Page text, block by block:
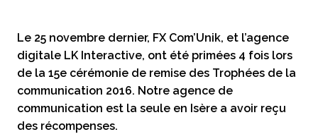
Le 25 novembre dernier, FX Com’Unik, et l’agence
digitale LK Interactive, ont été primées 4 fois lors
de la 15e cérémonie de remise des Trophées de la
communication 2016. Notre agence de
communication est la seule en Isère a avoir reçu
des récompenses.